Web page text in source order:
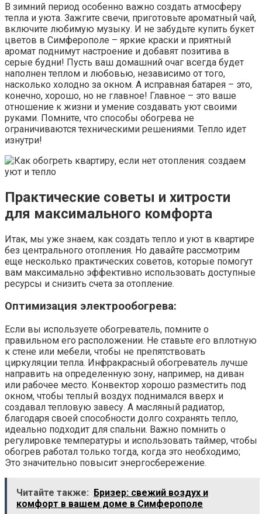
В зимний период особенно важно создать атмосферу
тепла и уюта. Зажгите свечи, приготовьте ароматный чай,
включите любимую музыку. И не забудьте купить букет
цветов в Симферополе – яркие краски и приятный
аромат поднимут настроение и добавят позитива в
серые будни! Пусть ваш домашний очаг всегда будет
наполнен теплом и любовью, независимо от того,
насколько холодно за окном. А исправная батарея – это,
конечно, хорошо, но не главное! Главное – это ваше
отношение к жизни и умение создавать уют своими
руками. Помните, что способы обогрева не
ограничиваются техническими решениями. Тепло идет
изнутри!
Практические советы и хитрости
для максимального комфорта
Итак, мы уже знаем, как создать тепло и уют в квартире
без центрального отопления. Но давайте рассмотрим
еще несколько практических советов, которые помогут
вам максимально эффективно использовать доступные
ресурсы и снизить счета за отопление.
Оптимизация электрообогрева:
Если вы используете обогреватель, помните о
правильном его расположении. Не ставьте его вплотную
к стене или мебели, чтобы не препятствовать
циркуляции тепла. Инфракрасный обогреватель лучше
направить на определенную зону, например, на диван
или рабочее место. Конвектор хорошо разместить под
окном, чтобы теплый воздух поднимался вверх и
создавал тепловую завесу. А масляный радиатор,
благодаря своей способности долго сохранять тепло,
идеально подходит для спальни. Важно помнить о
регулировке температуры и использовать таймер, чтобы
обогрев работал только тогда, когда это необходимо;
Это значительно повысит энергосбережение.
Читайте также: Бризер: свежий воздух и
комфорт в вашем доме в Симферополе